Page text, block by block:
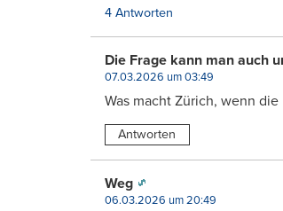
4 Antworten
Die Frage kann man auch
07.03.2026 um 03:49
Was macht Zürich, wenn
Antworten
Weg
06.03.2026 um 20:49